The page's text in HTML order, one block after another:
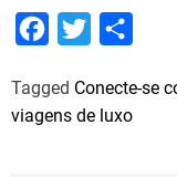
c
e
i
t
a
Tagged Conecte-se
viagens de luxo